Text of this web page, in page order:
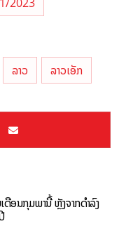
ລາວ ລາວເອັກ
ດືອນກຸມພານີ້ ຫຼັງຈາກດຳລົງ